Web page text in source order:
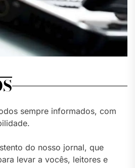
sempre informados, com
do nosso jornal, que
levar a vocês, leitores e